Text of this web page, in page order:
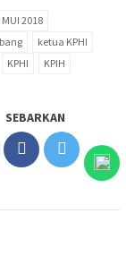
2018
ketua KPHI
KPHI
KPIH
SEBARKAN